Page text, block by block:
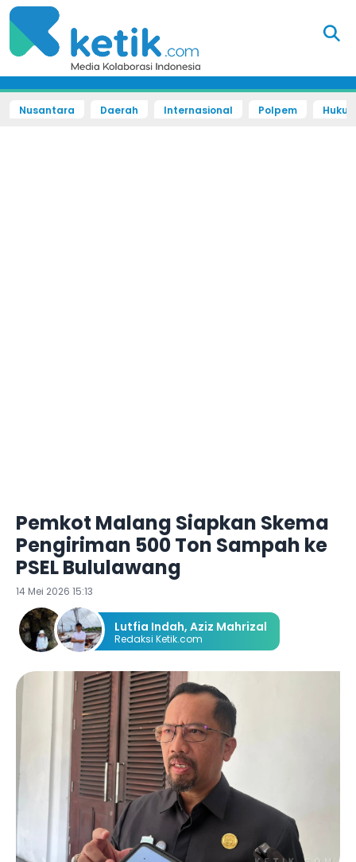
Nusantara Daerah Internasional Polpem
Pemkot Malang Siapkan Skema
Pengiriman 500 Ton Sampah ke
PSEL Bululawang
14 Mei 2026 15:13
Lutfia Indah, Aziz Mahrizal
Redaksi Ketik.com